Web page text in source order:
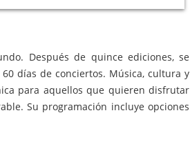
Después de quince ediciones, se
días de conciertos. Música, cultura y
para aquellos que quieren disfrutar
Su programación incluye opciones